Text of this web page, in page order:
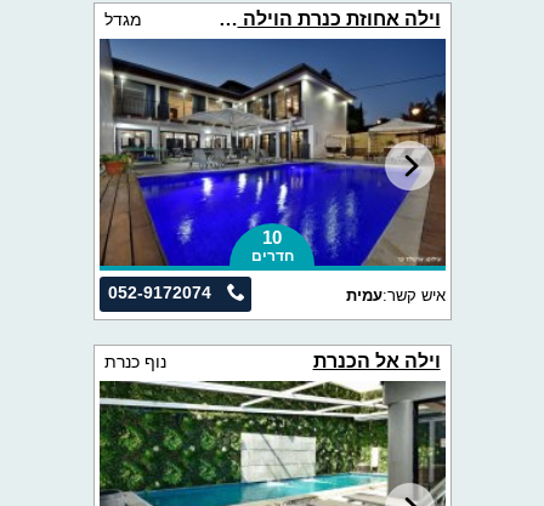
וילה אחוזת כנרת הוילה הלבנה מגדל
10
חדרים
052-9172074 איש קשר:עמית
וילה אל הכנרת נוף כנרת